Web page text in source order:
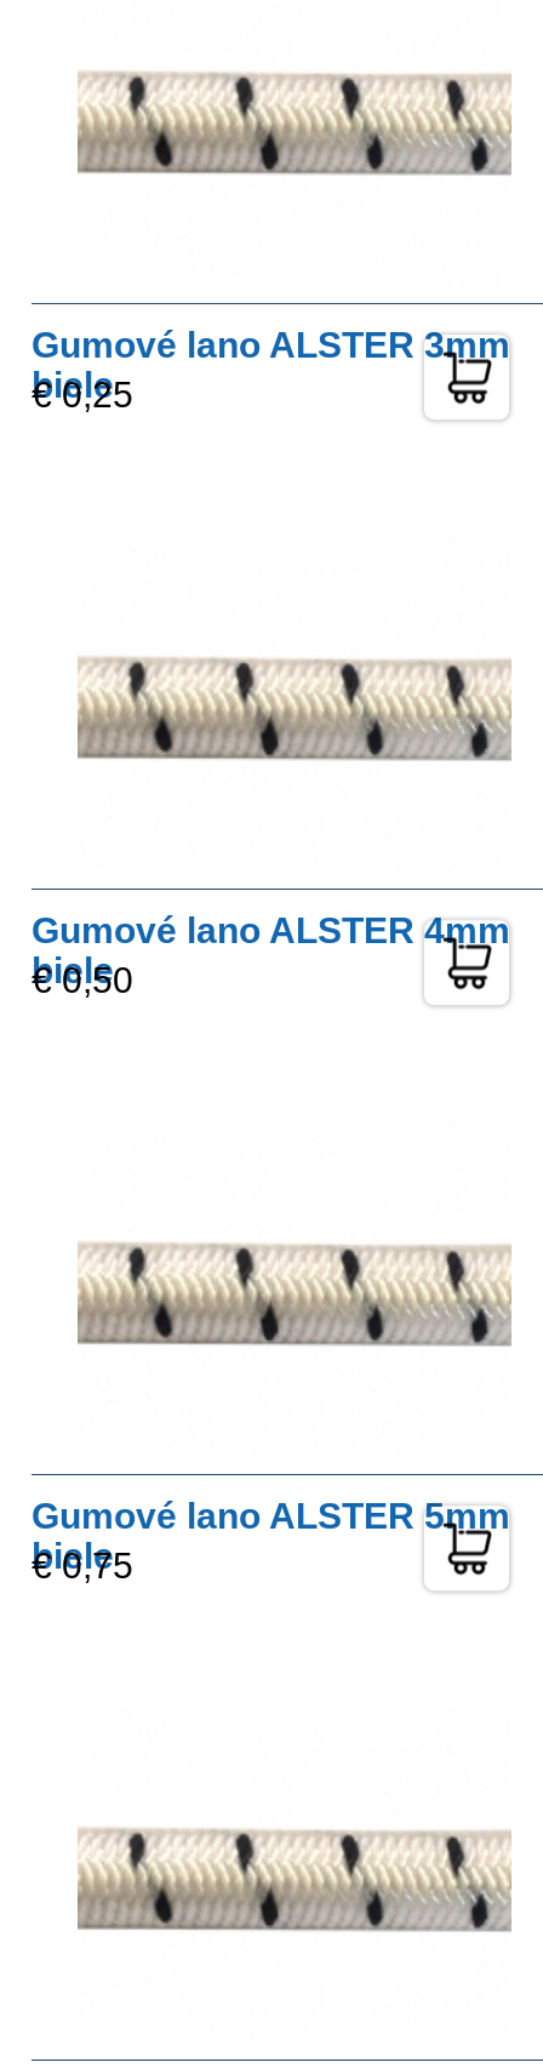
Gumové lano ALSTER 3mm
biele
€ 0,25
Gumové lano ALSTER 4mm
biele
€ 0,50
Gumové lano ALSTER 5mm
biele
€ 0,75